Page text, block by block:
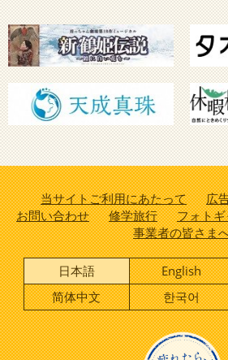
当サイトご利用にあたって 広
お問い合わせ
修学旅行
フォト
事業者の皆さま
日本語 English
简体中文
한국어